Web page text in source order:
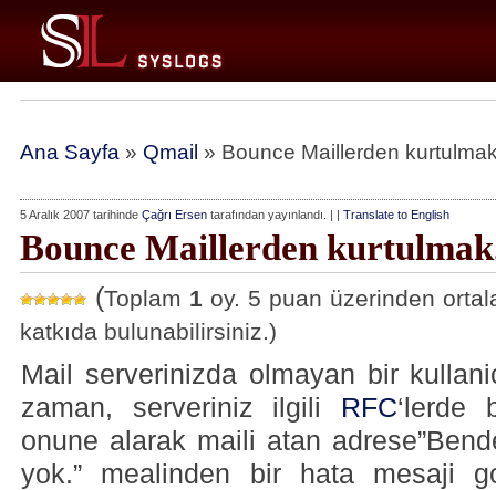
Ana Sayfa » Qmail » Bounce Maillerden
5 Aralık 2007 tarihinde Çağrı Ersen tarafından yayınlandı. | | Translate to English
Bounce Maillerden
(Toplam 1 oy. 5 puan üzerinden
katkıda bulunabilirsiniz.)
Mail serverinizda olmayan bir
zaman, serveriniz ilgili RFC‘lerde
onune alarak maili atan
yok.” mealinden bir hata mesaji